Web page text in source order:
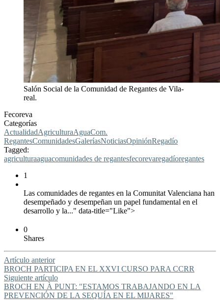
Salón Social de la Comunidad de Regantes de Vila-
real.
Fecoreva
Categorías
ActualidadAgriculturaAguaCom.
RegantesComunidadesGaleríasNoticiasOpiniónRegadío
Tagged:
agriculturaaguacomunidades de regantesfecorevaregadíoregantes
1
Las comunidades de regantes en la Comunitat Valenciana han
desempeñado y desempeñan un papel fundamental en el
desarrollo y la..." data-title="Like">
0
Shares
Artículo anterior
BROCH PARTICIPA EN EL XXVI CURSO PARA CCRR
Siguiente artículo
BROCH EN À PUNT: "ESTAMOS TRABAJANDO EN LA
PREVENCIÓN DE LA SEQUÍA EN EL MIJARES"